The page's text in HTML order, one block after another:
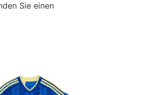
Sie einen